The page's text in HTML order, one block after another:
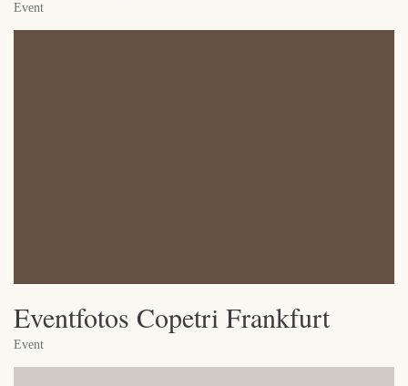
Event
Eventfotos Copetri Frankfurt
Event